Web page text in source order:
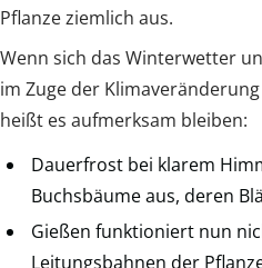
Pflanze ziemlich aus.
Wenn sich das Winterwetter
im Zuge der
heißt es aufmerksam bleiben:
Dauerfrost bei klarem
Buchsbäume aus, deren
Gießen funktioniert nun
Leitungsbahnen der